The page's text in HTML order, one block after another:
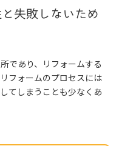
失敗しないため
であり、リフォームする
フォームのプロセスには
てしまうことも少なくあ